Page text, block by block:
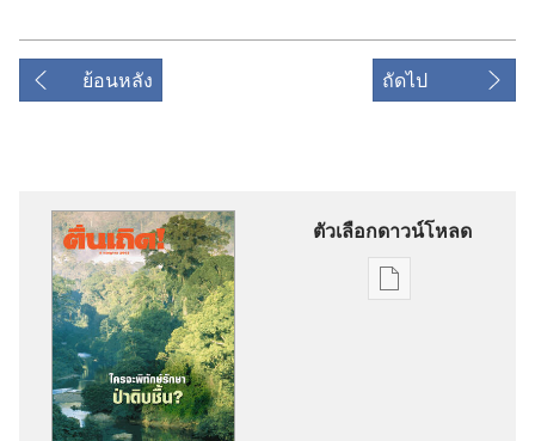
ย้อนหลัง ถัดไป
ตัวเลือกดาวน์โหลด
ตัว